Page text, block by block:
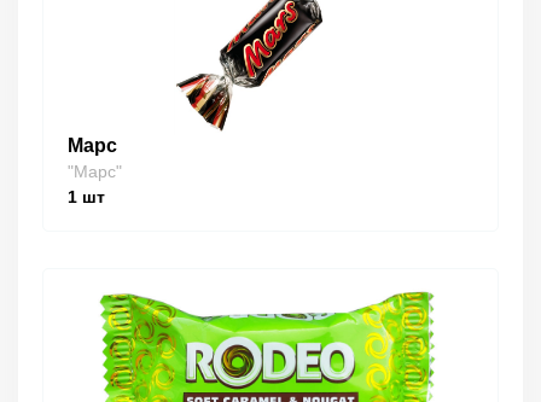
Марс
"Марс"
1 шт